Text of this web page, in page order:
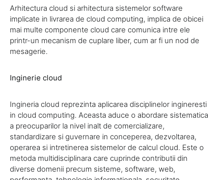
Arhitectura cloud si arhitectura sistemelor software
implicate in livrarea de cloud computing, implica de obicei
mai multe componente cloud care comunica intre ele
printr-un mecanism de cuplare liber, cum ar fi un nod de
mesagerie.
Inginerie cloud
Ingineria cloud reprezinta aplicarea disciplinelor ingineresti
in cloud computing. Aceasta aduce o abordare sistematica
a preocuparilor la nivel inalt de comercializare,
standardizare si guvernare in conceperea, dezvoltarea,
operarea si intretinerea sistemelor de calcul cloud. Este o
metoda multidisciplinara care cuprinde contributii din
diverse domenii precum sisteme, software, web,